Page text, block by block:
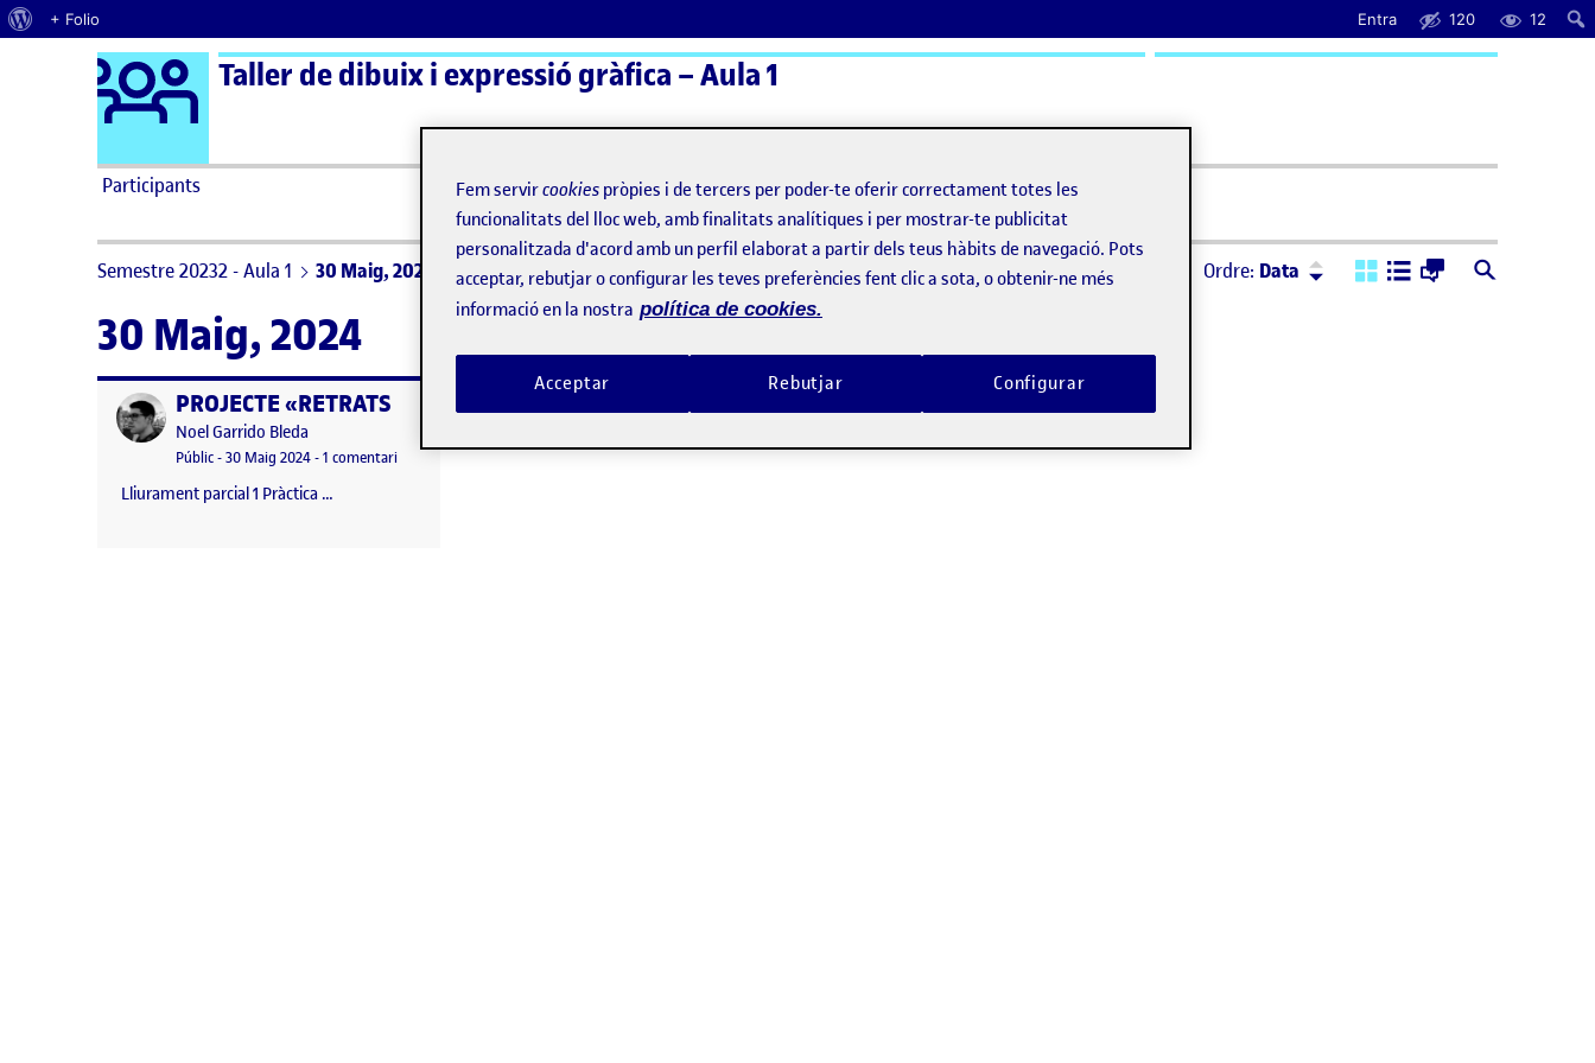
Quant al WordPress
+ Folio Entra 120 12
Saltar al contingut Logo Ágora
Taller de dibuix i expressió gràfica – Aula 1
Participants ActiFolios Ajuda
Semestre 20232 - Aula 1 30 Maig, 2024 Ordre: Data Ordre: Descendent
30 Maig, 2024
Publicat perPROJECTE «RETRATS
Publicat per
Noel Garrido Bleda
Visibilitat:
Públic-Data de publicació
30 Maig 2024-1 comentaria PROJECTE «RETRATS
Lliurament parcial 1 Pràctica …
Fem servircookies pròpies i de tercers per poder-te oferir correctament totes les
funcionalitats del lloc web, amb finalitats analítiques i per mostrar-te publicitat
personalitzada d'acord amb un perfil elaborat a partir dels teus hàbits de navegació. Pots
acceptar, rebutjar o configurar les teves preferències fent clic a sota, o obtenir-ne més
informació en la nostra política de cookies.
Rebutjar
Acceptar Configurar